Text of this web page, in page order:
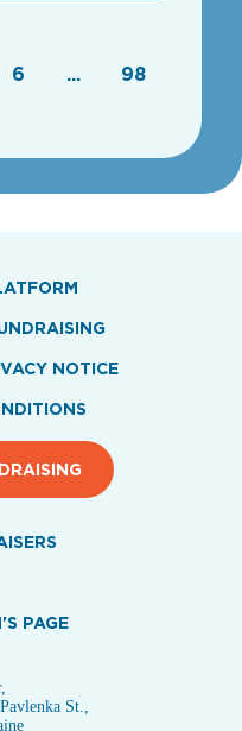
6 ...
98
NOTICE
PAGE
St.,